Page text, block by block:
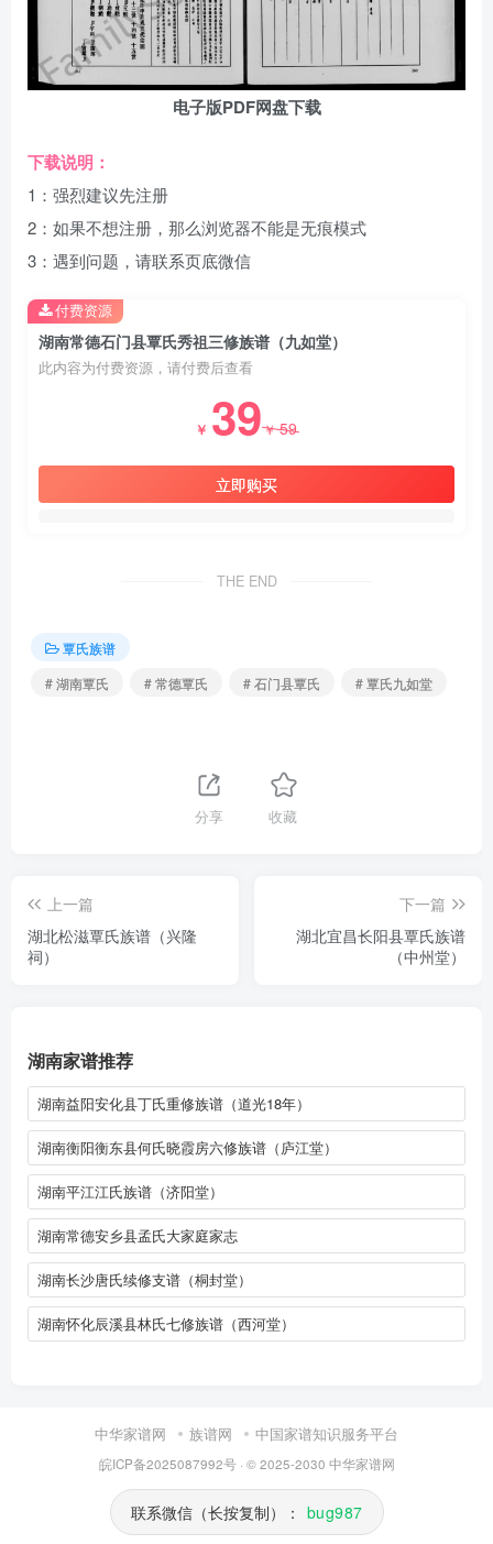
电子版PDF网盘下载
下载说明：
1：强烈建议先注册
2：如果不想注册，那么浏览器不能是无痕模式
3：遇到问题，请联系页底微信
湖南常德石门县覃氏秀祖三修族谱（九如堂）
此内容为付费资源，请付费后查看
￥ 39￥59
立即购买
付费资源
THE END
覃氏族谱
# 湖南覃氏
# 常德覃氏 # 石门县覃氏 # 覃氏九如堂
分享 收藏
上一篇
湖北松滋覃氏族谱（兴隆
祠）
下一篇
湖北宜昌长阳县覃氏族谱
（中州堂）
湖南家谱推荐
湖南益阳安化县丁氏重修族谱（道光18年）
湖南衡阳衡东县何氏晓霞房六修族谱（庐江堂）
湖南平江江氏族谱（济阳堂）
湖南常德安乡县孟氏大家庭家志
湖南长沙唐氏续修支谱（桐封堂）
湖南怀化辰溪县林氏七修族谱（西河堂）
中华家谱网 族谱网 中国家谱知识服务平台
皖ICP备2025087992号· © 2025-2030 中华家谱网
联系微信（长按复制）： bug987